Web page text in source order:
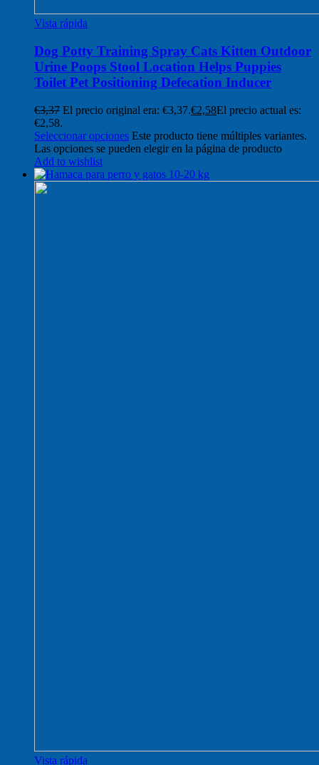
Vista rápida
Dog Potty Training Spray Cats Kitten Outdoor
Urine Poops Stool Location Helps Puppies
Toilet Pet Positioning Defecation Inducer
€3,37 El precio original era: €3,37.€2,58El precio actual es:
€2,58.
Seleccionar opciones Este producto tiene múltiples variantes.
Las opciones se pueden elegir en la página de producto
Add to wishlist
Vista rápida